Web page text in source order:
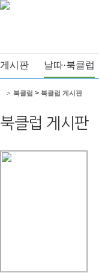
게시판 날따·북클럽
북클럽 게시판
> 북클럽 > 북클럽 게시판